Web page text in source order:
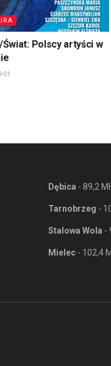
Świat: Polscy artyści w
01
Dębica - 89,2
Tarnobrzeg -
Stalowa Wola -
Mielec - 102,4